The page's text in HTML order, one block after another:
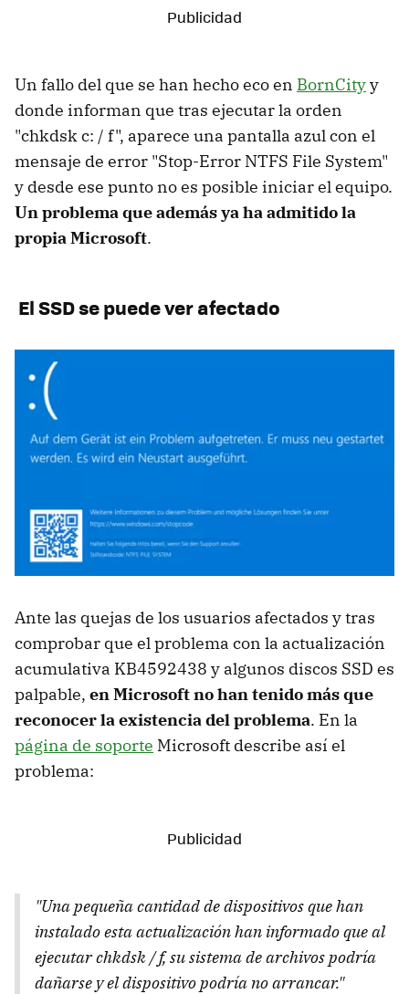
Un fallo del que se han hecho eco en BornCityy
donde informan que tras ejecutar la orden
"chkdsk c: / f", aparece una pantalla azul con el
mensaje de error "Stop-Error NTFS File System"
y desde ese punto no es posible iniciar el equipo.
Un problema que además ya ha admitido la
propia Microsoft.
El SSD se puede ver afectado
Ante las quejas de los usuarios afectados y tras
comprobar que el problema con la actualización
acumulativa KB4592438 y algunos discos SSD es
palpable, en Microsoft no han tenido más que
reconocer la existencia del problema. En la
página de soporte Microsoft describe así el
problema:
"Una pequeña cantidad de dispositivos que han
instalado esta actualización han informado que al
ejecutar chkdsk / f, su sistema de archivos podría
dañarse y el dispositivo podría no arrancar."